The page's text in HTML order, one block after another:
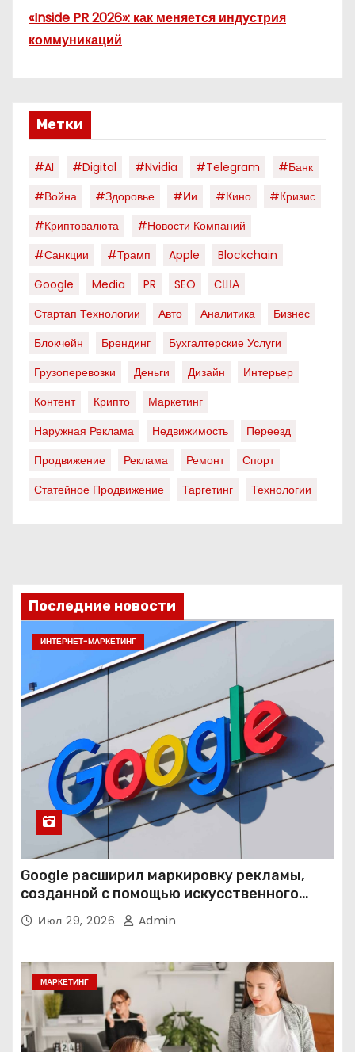
«Inside PR 2026»: как меняется индустрия
коммуникаций
Метки
#AI #digital #nvidia #telegram
#банк
#война
#здоровье #ии #кино
#кризис
#криптовалюта
#новости Компаний
#санкции
#трамп Apple
Blockchain
Google
Media PR SEO
США
Стартап Технологии
Авто Аналитика
Бизнес
Блокчейн
Брендинг
Бухгалтерские Услуги
Грузоперевозки
Деньги Дизайн
Интерьер
Контент
Крипто
Маркетинг
Наружная Реклама
Недвижимость
Переезд
Продвижение
Реклама Ремонт
Спорт
Статейное Продвижение
Таргетинг Технологии
Последние новости
ИНТЕРНЕТ-МАРКЕТИНГ
Google расширил маркировку рекламы,
созданной с помощью искусственного
интеллекта
Июл 29, 2026 Admin
МАРКЕТИНГ